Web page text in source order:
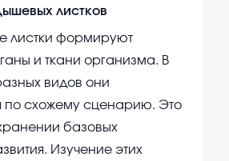
листков
листки формируют
и ткани организма. В
видов они
по схожему сценарию. Это
базовых
Изучение этих